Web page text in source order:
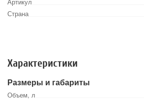
Страна
Характеристики
Размеры и габариты
Объем, л